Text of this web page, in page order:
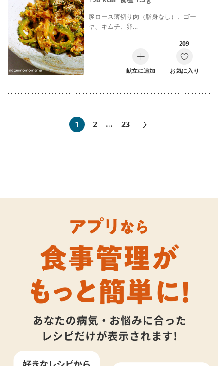
豚ロース薄切り肉（脂身なし）、ゴー
ヤ、キムチ、卵…
献立に追加
209
お気に入り
1 2 ... 23